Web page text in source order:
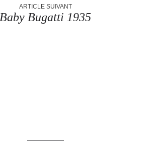
ARTICLE SUIVANT
Baby Bugatti 1935